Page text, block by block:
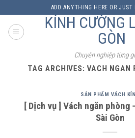
to
content
ADD ANYTHING HERE OR JUST
KÍNH CƯỜNG
GÒN
Chuyên nghiệp từng
TAG ARCHIVES:VACH NGAN
SẢN PHẨM VÁCH
[ Dịch vụ ] Vách ngăn phòng
Sài Gòn